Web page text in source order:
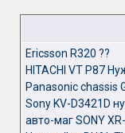
Ericsson R320 ??
HITACHI VT P87
Panasonic chassis
Sony KV-D3421D
авто-маг SONY